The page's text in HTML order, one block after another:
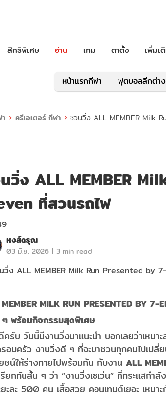
สิทธิพิเศษ อ่าน เกม ตาตั้ง เพิ่มเ
หน้าแรกกีฬา ฟุตบอลลีกต่าง
ครีเอเตอร์ กีฬา ชวนวิ่ง ALL MEMBER Milk
วิ่ง ALL MEMBER
ที่สวนรถไฟ
หงส์ดรุณ
03 มิ.ย. 2026 | 3 min read
MILK RUN PRESENTED BY 7-
พร้อมกิจกรรมสุดพิเศษ
รับ วันนี้มีงานวิ่งมาแนะนำ บอกเลยว่าเหม
รอบครัว งานวิ่งดี ๆ ที่จะมาชวนทุกคนไปเป
ชน์ให้ร่างกายไปพร้อมกัน กับงาน ALL
ยกกันสั้น ๆ ว่า “งานวิ่งเซเว่น” ที่กระแสกำ
ะละ 500 คน เสื้อสวย คอนเทนต์เยอะ เหมา